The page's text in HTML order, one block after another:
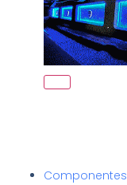
Componentes